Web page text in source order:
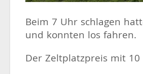
Beim 7 Uhr schlagen
und konnten los fahren.
Der Zeltplatzpreis mit 10